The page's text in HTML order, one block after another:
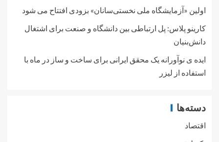
اولین «آزمایشگاه ملی نخستی‌سانان» بزودی افتتاح می شود
کارینو پلاس: پل ارتباطی بین دانشگاه و صنعت برای اشتغال
دانش‌بنیان
ایده ی نوآورانه یک محقق ایرانی برای ساخت و ساز در ماه با
استفاده از لیزر
دسته‌ها
اقتصاد